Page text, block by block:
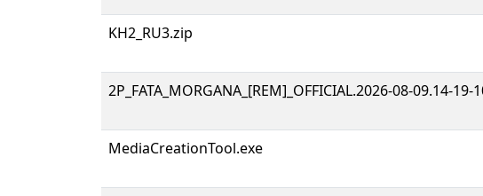
KH2_RU3.zip
2P_FATA_MORGANA_[REM]_OFFICIAL.2026-08-09.14-19-
MediaCreationTool.exe